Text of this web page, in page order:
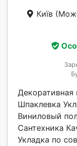
Київ
Декоративная
Шпаклевка
Виниловый
Сантехника
Укладка по